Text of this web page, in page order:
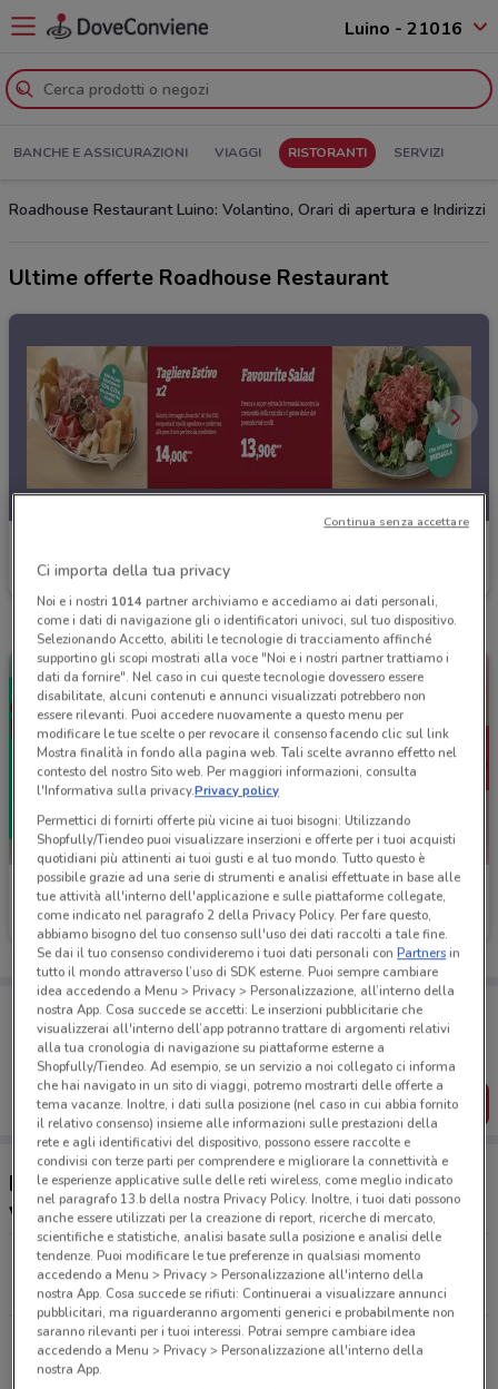
Luino - 21016
BANCHE E ASSICURAZIONI VIAGGI RISTORANTI SERVIZI
Roadhouse Restaurant Luino: Volantino, Orari di apertura e Indirizzi
Ultime offerte Roadhouse Restaurant
Scade il 18/08
Roadhouse Restaurant
Scade il 18/08
Roadhouse Restaurant
Scade il 18/08
Porta DoveConviene sempre con te!
Puoi trovare le migliori offerte dei negozi vicino a te,
salvarle e creare la tua lista del risparmio, comodamente
dal tuo cellulare.
SCARICA L’APP
Ristoranti Roadhouse Restaurant nelle
vicinanze
Via G.Verdi, 26 Buguggiate
23.7 km
APERTO
Corso Marconi, 32/E Gravellona Toce
24.9 km
Ci importa della tua privacy
Noi e i nostri 1014partner archiviamo e accediamo ai dati personali,
come i dati di navigazione gli o identificatori univoci, sul tuo dispositivo.
Selezionando Accetto, abiliti le tecnologie di tracciamento affinché
supportino gli scopi mostrati alla voce "Noi e i nostri partner trattiamo i
dati da fornire". Nel caso in cui queste tecnologie dovessero essere
disabilitate, alcuni contenuti e annunci visualizzati potrebbero non
essere rilevanti. Puoi accedere nuovamente a questo menu per
modificare le tue scelte o per revocare il consenso facendo clic sul link
Mostra finalità in fondo alla pagina web. Tali scelte avranno effetto nel
contesto del nostro Sito web. Per maggiori informazioni, consulta
l'Informativa sulla privacy.Privacy policy
Permettici di fornirti offerte più vicine ai tuoi bisogni: Utilizzando
Shopfully/Tiendeo puoi visualizzare inserzioni e offerte per i tuoi acquisti
quotidiani più attinenti ai tuoi gusti e al tuo mondo. Tutto questo è
possibile grazie ad una serie di strumenti e analisi effettuate in base alle
tue attività all'interno dell'applicazione e sulle piattaforme collegate,
come indicato nel paragrafo 2 della Privacy Policy. Per fare questo,
abbiamo bisogno del tuo consenso sull'uso dei dati raccolti a tale fine.
Se dai il tuo consenso condivideremo i tuoi dati personali conPartnersin
tutto il mondo attraverso l’uso di SDK esterne. Puoi sempre cambiare
idea accedendo a Menu > Privacy > Personalizzazione, all’interno della
nostra App. Cosa succede se accetti: Le inserzioni pubblicitarie che
visualizzerai all'interno dell’app potranno trattare di argomenti relativi
alla tua cronologia di navigazione su piattaforme esterne a
Shopfully/Tiendeo. Ad esempio, se un servizio a noi collegato ci informa
che hai navigato in un sito di viaggi, potremo mostrarti delle offerte a
tema vacanze. Inoltre, i dati sulla posizione (nel caso in cui abbia fornito
il relativo consenso) insieme alle informazioni sulle prestazioni della
rete e agli identificativi del dispositivo, possono essere raccolte e
condivisi con terze parti per comprendere e migliorare la connettività e
le esperienze applicative sulle delle reti wireless, come meglio indicato
nel paragrafo 13.b della nostra Privacy Policy. Inoltre, i tuoi dati possono
anche essere utilizzati per la creazione di report, ricerche di mercato,
scientifiche e statistiche, analisi basate sulla posizione e analisi delle
tendenze. Puoi modificare le tue preferenze in qualsiasi momento
accedendo a Menu > Privacy > Personalizzazione all'interno della
nostra App. Cosa succede se rifiuti: Continuerai a visualizzare annunci
pubblicitari, ma riguarderanno argomenti generici e probabilmente non
saranno rilevanti per i tuoi interessi. Potrai sempre cambiare idea
accedendo a Menu > Privacy > Personalizzazione all'interno della
nostra App.
Continua senza accettare